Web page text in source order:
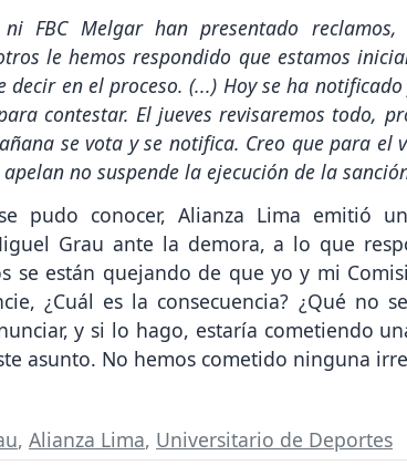
FBC Melgar han presentado
le hemos respondido que estamos
decir en el proceso. (...) Hoy se ha
contestar. El jueves revisaremos todo,
se vota y se notifica. Creo que para el
no suspende la ejecución de la
pudo conocer, Alianza Lima emitió
Grau ante la demora, a lo que
se están quejando de que yo y mi
¿Cuál es la consecuencia? ¿Qué no
y si lo hago, estaría cometiendo
asunto. No hemos cometido ninguna
, Alianza Lima, Universitario de Deportes